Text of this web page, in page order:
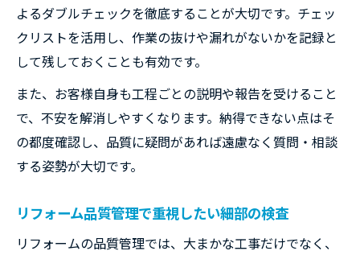
よるダブルチェックを徹底することが大切です。チェッ
クリストを活用し、作業の抜けや漏れがないかを記録と
して残しておくことも有効です。
また、お客様自身も工程ごとの説明や報告を受けること
で、不安を解消しやすくなります。納得できない点はそ
の都度確認し、品質に疑問があれば遠慮なく質問・相談
する姿勢が大切です。
リフォーム品質管理で重視したい細部の検査
リフォームの品質管理では、大まかな工事だけでなく、